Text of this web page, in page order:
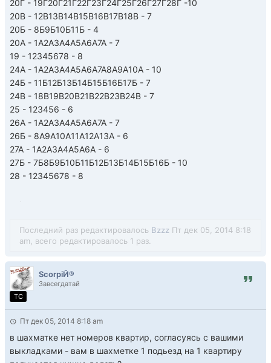
20Г - 19Г20Г21Г22Г23Г24Г25Г26Г27Г28Г -10
20В - 12В13В14В15В16В17В18В - 7
20Б - 8Б9Б10Б11Б - 4
20А - 1А2А3А4А5А6А7А - 7
19 - 12345678 - 8
24А - 1А2А3А4А5А6А7А8А9А10А - 10
24Б - 11Б12Б13Б14Б15Б16Б17Б - 7
24В - 18В19В20В21В22В23В24В - 7
25 - 123456 - 6
26А - 1А2А3А4А5А6А7А - 7
26Б - 8А9А10А11А12А13А - 6
27А - 1А2А3А4А5А6А - 6
27Б - 7Б8Б9Б10Б11Б12Б13Б14Б15Б16Б - 10
28 - 12345678 - 8
Последний раз редактировалось Bzzz Пт дек 05, 2014 8:18
am, всего редактировалось 1 раз.
ScorpiЙ®
Завсегдатай
TC
Пт дек 05, 2014 8:18 am
в шахматке нет номеров квартир, согласуясь с вашими
выкладками - вам в шахметке 1 подьезд на 1 квартиру